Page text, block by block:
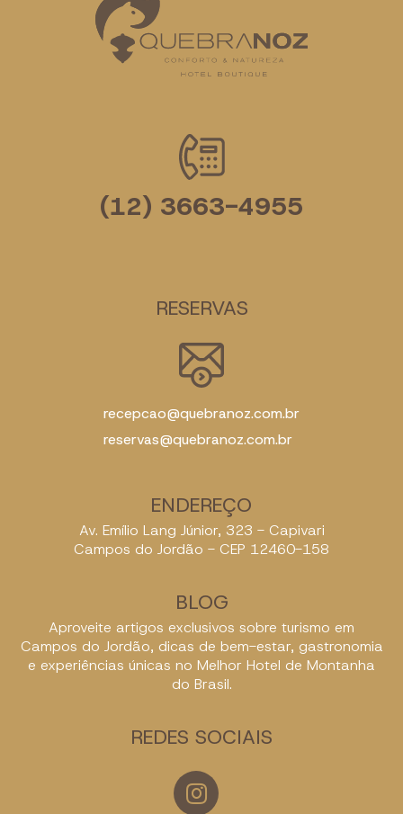
(12) 3663-4955
RESERVAS
recepcao@quebranoz.com.br
reservas@quebranoz.com.br
ENDEREÇO
Av. Emílio Lang Júnior, 323 - Capivari
Campos do Jordão - CEP 12460-158
BLOG
Aproveite artigos exclusivos sobre turismo em
Campos do Jordão, dicas de bem-estar, gastronomia
e experiências únicas no Melhor Hotel de Montanha
do Brasil.
REDES SOCIAIS